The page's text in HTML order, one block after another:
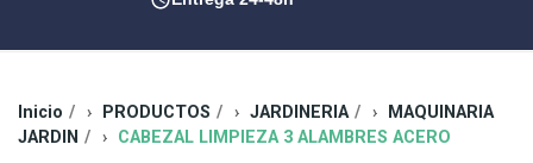
Inicio PRODUCTOS JARDINERIA
MAQUINARIA
JARDIN
CABEZAL LIMPIEZA 3 ALAMBRES ACERO